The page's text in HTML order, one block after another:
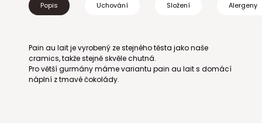
Popis Uchování Složení Alergeny
Pain au lait je vyrobený ze stejného těsta jako naše
cramics, takže stejně skvěle chutná.
Pro větší gurmány máme variantu pain au lait s domácí
náplní z tmavé čokolády.